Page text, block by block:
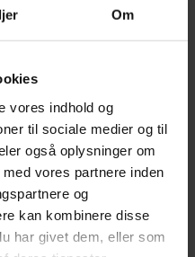
Om
vores indhold og
til sociale medier og til
også oplysninger om
vores partnere inden
og
kan kombinere disse
har givet dem, eller som
det bæredygtige aftryk.
således:
er ekstremt effektive,
vedvarende energikilder
giver en ensartet og
med mulighed for